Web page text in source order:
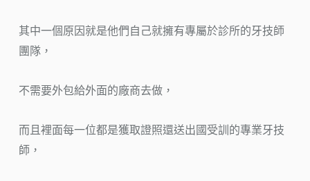
其中一個原因就是他們自己就擁有專屬於診所的牙技師
團隊，
不需要外包給外面的廠商去做，
而且裡面每一位都是獲取證照還送出國受訓的專業牙技
師，